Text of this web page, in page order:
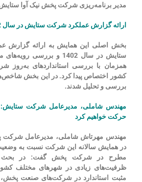
مدیر برنامه‌ریزی شرکت پخش نیک آوا
ارائه گزارش عملکرد شرکت ستایش در سال 1402
بخش اصلی این همایش به ارائه گزارش
ستایش در سال 1402 و
همزمان با بررسی استانداردهای
کشور اختصاص پیدا کرد. در این بخش
بررسی و تحلیل شدند.
مهندس شاملی، مدیرعامل شرکت ستایش:
حرکت خواهیم کرد
مهندس مهرتاش شاملی، مدیرعامل شرکت
در همایش سالانه این شرکت نسبت به وضعیت
مطرح در شرکت پخش گفت: در
ظرفیت‌های زیادی در شهرهای مختلف کشور